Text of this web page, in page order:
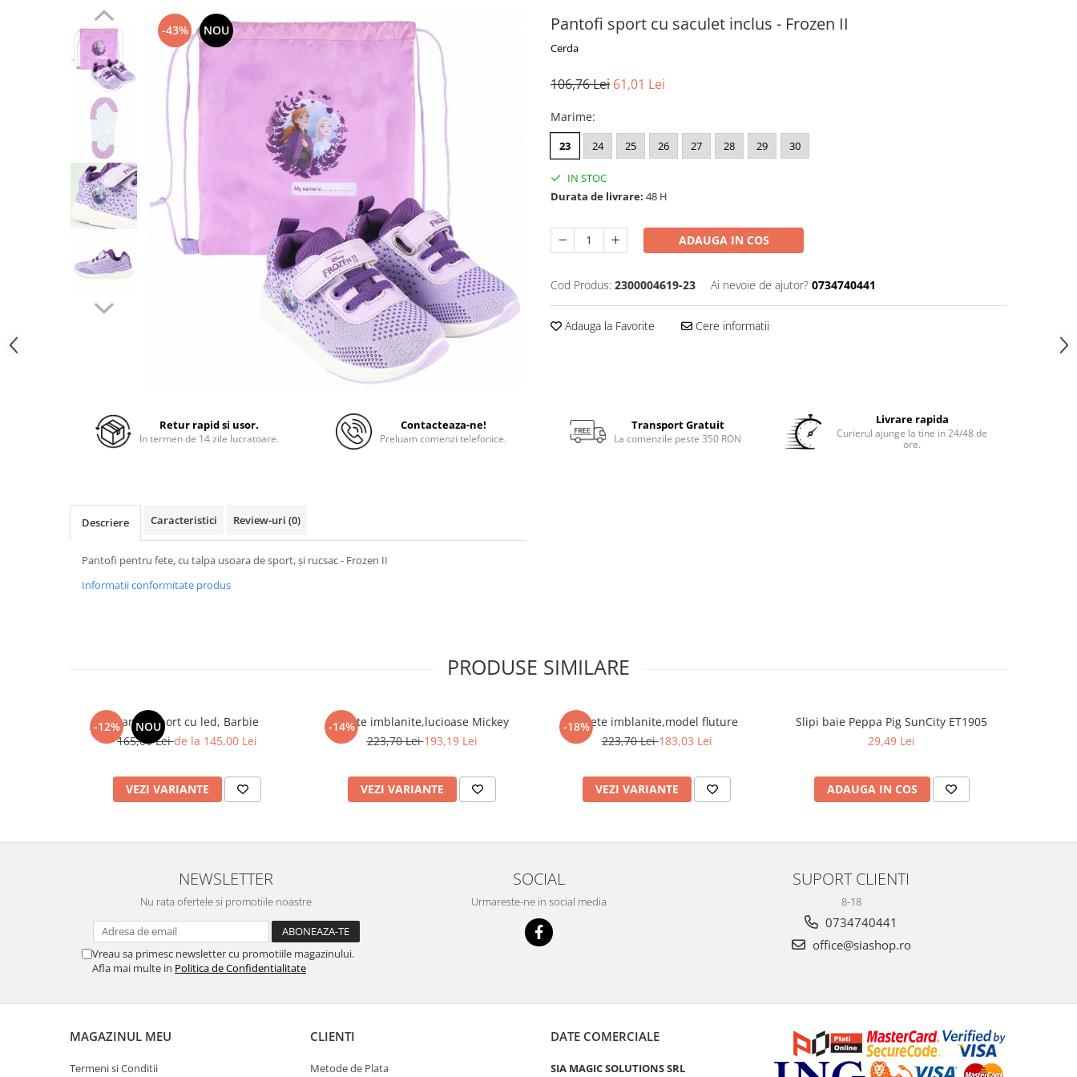
Pantofi sport cu saculet inclus - Frozen II
Cerda
-43% NOU
106,76 Lei 61,01 Lei
Marime:
23 24 25 26 27 28 29 30
IN STOC
Durata de livrare: 48 H
ADAUGA IN COS
Cod Produs: 2300004619-23 Ai nevoie de ajutor? 0734740441
Adauga la Favorite Cere informatii
Retur rapid si usor.
In termen de 14 zile lucratoare.
Contacteaza-ne!
Preluam comenzi telefonice.
Transport Gratuit
La comenzile peste 350 RON
Livrare rapida
Curierul ajunge la tine in 24/48 de
ore.
Descriere Caracteristici Review-uri (0)
Pantofi pentru fete, cu talpa usoara de sport, și rucsac - Frozen II
Informatii conformitate produs
PRODUSE SIMILARE
-12% NOU
Pantof sport cu led, Barbie
165,00 Leide la 145,00 Lei
VEZI VARIANTE
-14%
Ghete imblanite,lucioase Mickey
223,70 Lei193,19 Lei
VEZI VARIANTE
-18%Ghete imblanite,model fluture
223,70 Lei183,03 Lei
VEZI VARIANTE
Slipi baie Peppa Pig SunCity ET1905
29,49 Lei
ADAUGA IN COS
NEWSLETTER
Nu rata ofertele si promotiile noastre
Vreau sa primesc newsletter cu promotiile magazinului.
Afla mai multe in Politica de Confidentialitate
SOCIAL
Urmareste-ne in social media
SUPORT CLIENTI
8-18
0734740441
office@siashop.ro
MAGAZINUL MEU
Termeni si Conditii
CLIENTI
Metode de Plata
DATE COMERCIALE
SIA MAGIC SOLUTIONS SRL